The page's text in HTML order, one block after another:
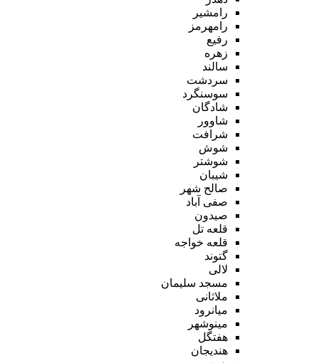
رامشیر
رامهرمز
رفیع
زهره
سالند
سردشت
سوسنگرد
شادگان
شاوور
شرافت
شوش
شوشتر
شیبان
صالح شهر
صفی آباد
صیدون
قلعه تل
قلعه خواجه
گتوند
لالی
مسجد سلیمان
ملاثانی
میانرود
مینوشهر
هفتگل
هندیجان